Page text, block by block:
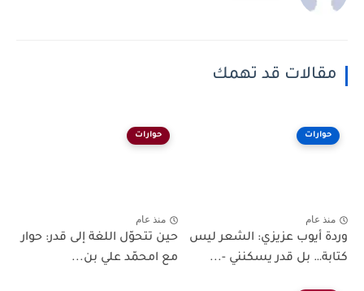
مقالات قد تهمك
حوارات
منذ عام
وردة أيوب عزيزي: الشعر ليس
كتابة… بل قدر يسكنني -...
حوارات
منذ عام
حين تتحوّل اللغة إلى قدر: حوار
مع امحمّد علي بن...